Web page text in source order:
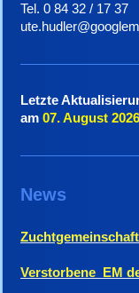
Tel. 0 84 32 / 17 37
Letzte
am 07. August 2026
News
Verstorbene EM